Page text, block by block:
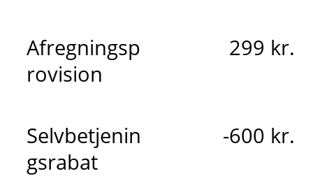
Afregningsp
rovision
299 kr.
Selvbetjenin
gsrabat
-600 kr.